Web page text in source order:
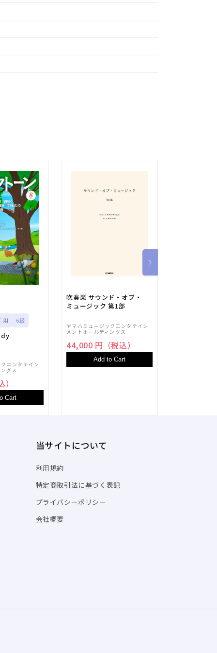
用 6級
エンタテイン
グス
Cart
吹奏楽 サウンド・オブ・
ミュージック 第1部
ヤマハミュージックエンタテイン
メントホールディングス
44,000 円（税込）
Add to Cart
当サイトについて
利用規約
特定商取引法に基づく表記
プライバシーポリシー
会社概要